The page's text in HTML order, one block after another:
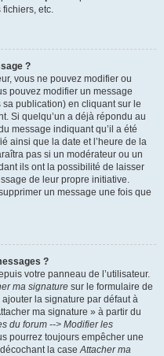
etc.
?
vous ne pouvez modifier ou
pouvez modifier un message
publication) en cliquant sur le
Si quelqu’un a déjà répondu au
message indiquant qu’il a été
ainsi que la date et l’heure de la
pas si un modérateur ou un
ils ont la possibilité de laisser
de leur propre initiative.
un message une fois que
?
votre panneau de l’utilisateur.
ma signature sur le formulaire de
la signature par défaut à
ma signature » à partir du
du forum --> Modifier les
pourrez toujours empêcher une
la caseAttacher ma